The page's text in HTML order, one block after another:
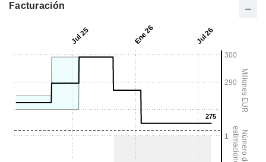
Facturación